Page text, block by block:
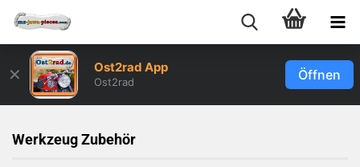
✕ Ost2rad App
Ost2rad Öffnen
Werkzeug Zubehör